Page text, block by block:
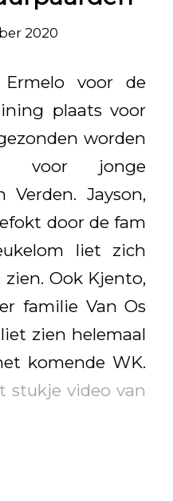
2020
voor de
plaats voor
worden
voor jonge
Verden. Jayson,
door de fam
liet zich
Ook Kjento,
familie Van Os
zien helemaal
komende WK.
stukje video van